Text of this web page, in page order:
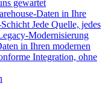
gewartet
Daten in Ihre
Jede Quelle, jedes
Modernisierung
in Ihren modernen
Integration, ohne